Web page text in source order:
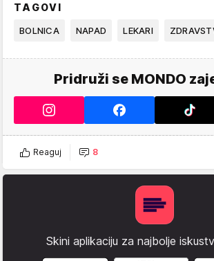
TAGOVI
BOLNICA NAPAD LEKARI
Pridruži se MONDO
Reaguj 8
Skini aplikaciju za najbolje